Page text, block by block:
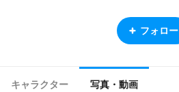
フォロー
キャラクター 写真・動画